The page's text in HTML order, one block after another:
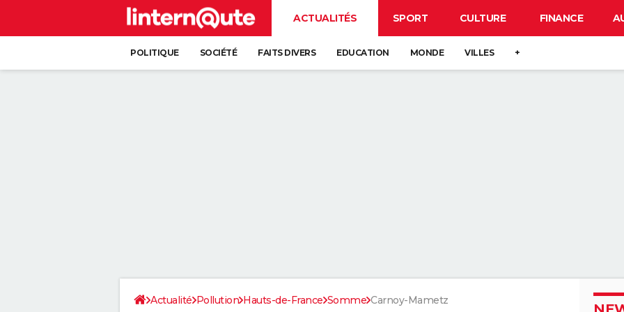
ACTUALITÉS SPORT CULTURE FINANCE
POLITIQUE SOCIÉTÉ FAITS DIVERS EDUCATION MONDE VILLES +
Actualité Pollution Hauts-de-France Somme Carnoy-Mametz